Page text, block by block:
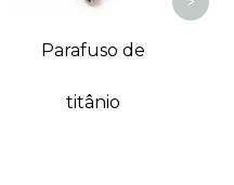
Parafuso de
titânio